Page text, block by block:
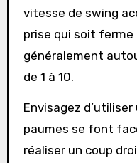
vitesse de swing
prise qui soit ferme
généralement
de 1 à 10.
Envisagez
paumes se font
réaliser un coup